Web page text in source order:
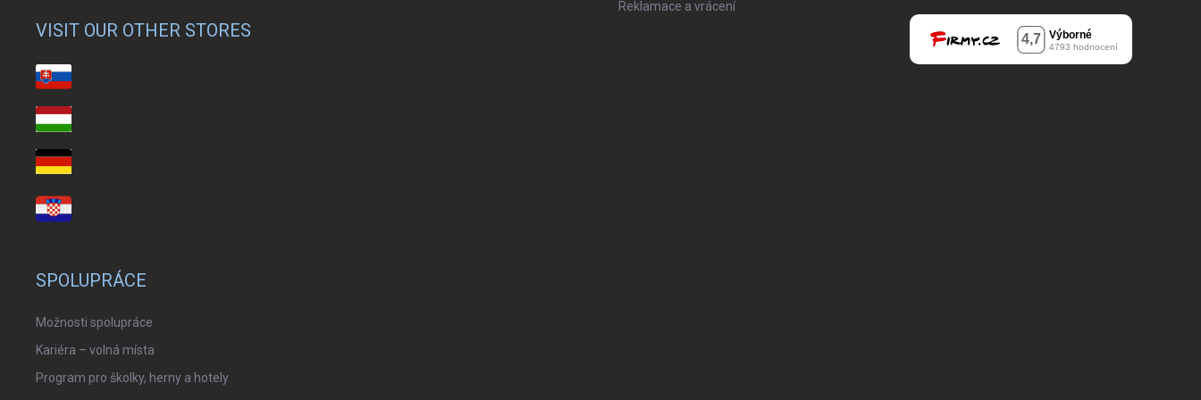
VISIT OUR OTHER STORES
Reklamace a vrácení
SPOLUPRÁCE
Možnosti spolupráce
Kariéra – volná místa
Program pro školky, herny a hotely